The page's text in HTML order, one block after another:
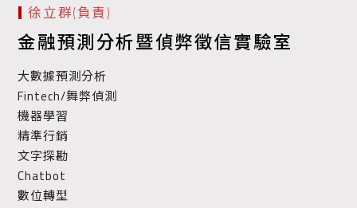
徐立群(負責)
金融預測分析暨偵弊徵信實驗室
大數據預測分析
Fintech/舞弊偵測
機器學習
精準行銷
文字探勘
Chatbot
數位轉型